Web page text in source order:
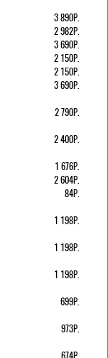
3 890Р.
2 982Р.
3 690Р.
2 150Р.
2 150Р.
3 690Р.
2 790Р.
2 400Р.
1 676Р.
2 604Р.
84Р.
1 198Р.
1 198Р.
1 198Р.
699Р.
973Р.
674Р.